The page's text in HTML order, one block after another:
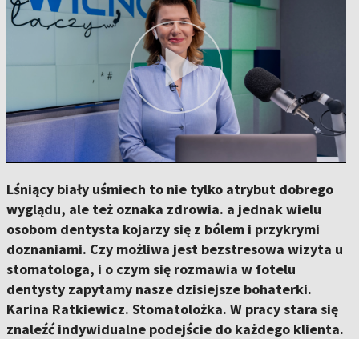
Lśniący biały uśmiech to nie tylko atrybut dobrego
wyglądu, ale też oznaka zdrowia. a jednak wielu
osobom dentysta kojarzy się z bólem i przykrymi
doznaniami. Czy możliwa jest bezstresowa wizyta u
stomatologa, i o czym się rozmawia w fotelu
dentysty zapytamy nasze dzisiejsze bohaterki.
Karina Ratkiewicz. Stomatolożka. W pracy stara się
znaleźć indywidualne podejście do każdego klienta.